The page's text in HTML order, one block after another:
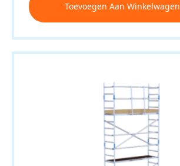
Toevoegen Aan Winkelwagen